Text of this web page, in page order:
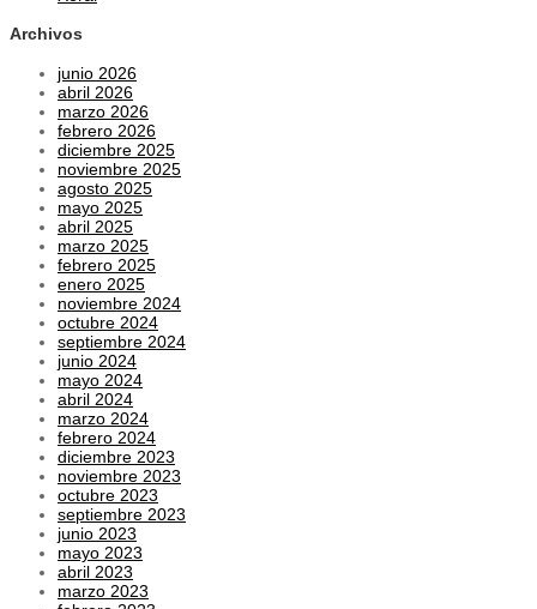
Archivos
junio 2026
abril 2026
marzo 2026
febrero 2026
diciembre 2025
noviembre 2025
agosto 2025
mayo 2025
abril 2025
marzo 2025
febrero 2025
enero 2025
noviembre 2024
octubre 2024
septiembre 2024
junio 2024
mayo 2024
abril 2024
marzo 2024
febrero 2024
diciembre 2023
noviembre 2023
octubre 2023
septiembre 2023
junio 2023
mayo 2023
abril 2023
marzo 2023